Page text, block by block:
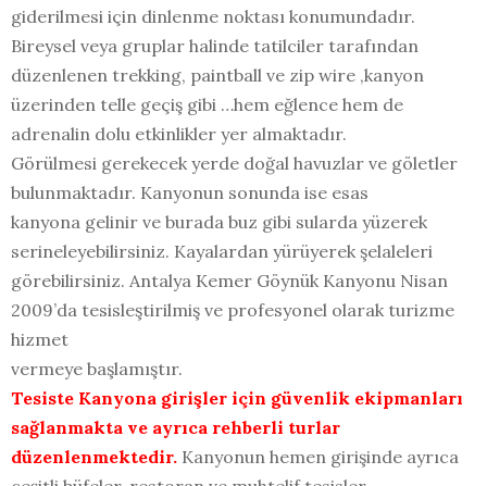
giderilmesi için dinlenme noktası konumundadır.
Bireysel veya gruplar halinde tatilciler tarafından
düzenlenen trekking, paintball ve zip wire ,kanyon
üzerinden telle geçiş gibi …hem eğlence hem de
adrenalin dolu etkinlikler yer almaktadır.
Görülmesi gerekecek yerde doğal havuzlar ve göletler
bulunmaktadır. Kanyonun sonunda ise esas
kanyona gelinir ve burada buz gibi sularda yüzerek
serineleyebilirsiniz. Kayalardan yürüyerek şelaleleri
görebilirsiniz. Antalya Kemer Göynük Kanyonu Nisan
2009’da tesisleştirilmiş ve profesyonel olarak turizme
hizmet
vermeye başlamıştır.
Tesiste Kanyona girişler için güvenlik ekipmanları
sağlanmakta ve ayrıca rehberli turlar
düzenlenmektedir. Kanyonun hemen girişinde ayrıca